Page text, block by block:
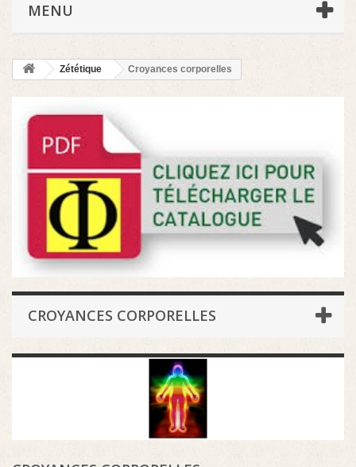
MENU
Zététique Croyances corporelles
CROYANCES CORPORELLES